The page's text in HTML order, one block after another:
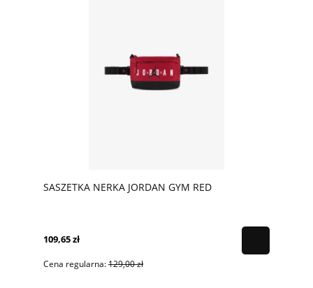
SASZETKA NERKA JORDAN GYM RED
109,65 zł
Cena regularna:129,00 zł